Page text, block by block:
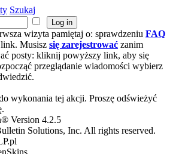
Szukaj
wizyta pamiętaj o: sprawdzeniu FAQ
Musisz się zarejestrować zanim
posty: kliknij powyższy link, aby się
przeglądanie wiadomości wybierz
wykonania tej akcji. Proszę odświeżyć
Version 4.2.5
Solutions, Inc. All rights reserved.